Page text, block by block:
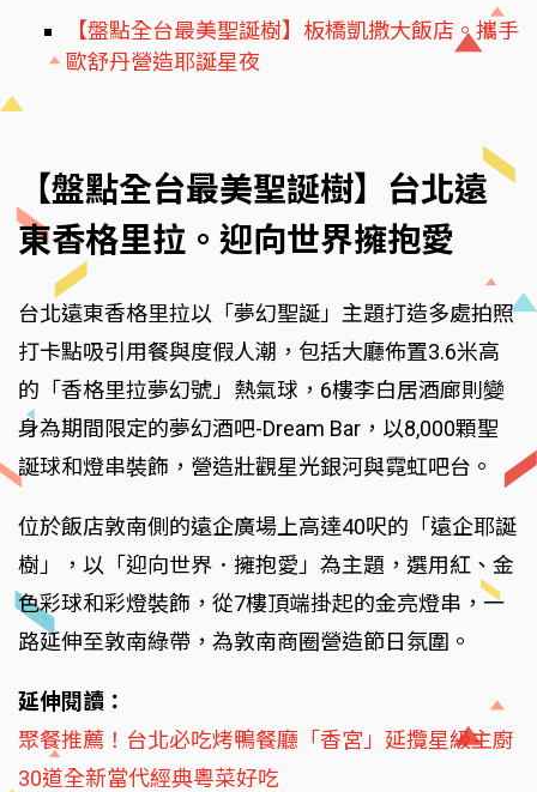
【盤點全台最美聖誕樹】板橋凱撒大飯店。攜手
歐舒丹營造耶誕星夜
【盤點全台最美聖誕樹】台北遠
東香格里拉。迎向世界擁抱愛
台北遠東香格里拉以「夢幻聖誕」主題打造多處拍照
打卡點吸引用餐與度假人潮，包括大廳佈置3.6米高
的「香格里拉夢幻號」熱氣球，6樓李白居酒廊則變
身為期間限定的夢幻酒吧-Dream Bar，以8,000顆聖
誕球和燈串裝飾，營造壯觀星光銀河與霓虹吧台。
位於飯店敦南側的遠企廣場上高達40呎的「遠企耶誕
樹」，以「迎向世界．擁抱愛」為主題，選用紅、金
色彩球和彩燈裝飾，從7樓頂端掛起的金亮燈串，一
路延伸至敦南綠帶，為敦南商圈營造節日氛圍。
延伸閱讀：
聚餐推薦！台北必吃烤鴨餐廳「香宮」延攬星級主廚
30道全新當代經典粵菜好吃